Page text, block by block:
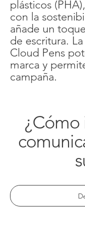
plásticos
con la
añade un
de escritura.
Cloud Pens
marca y
campaña.
¿Cómo